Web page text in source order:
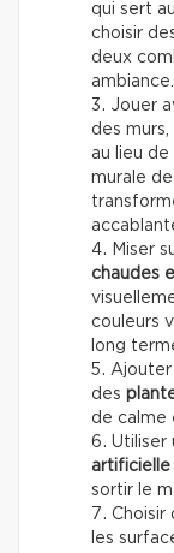
qui sert
choisir
deux
ambiance.
Jouer
des
au lieu de
murale
Miser
chaudes
couleurs
long
Ajouter
des
de calme
Utiliser
artificielle
sortir le
Choisir
les